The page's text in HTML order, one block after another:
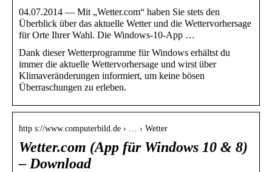
04.07.2014 — Mit „Wetter.com“ haben Sie stets den
Überblick über das aktuelle Wetter und die Wettervorhersage
für Orte Ihrer Wahl. Die Windows-10-App …
Dank dieser Wetterprogramme für Windows erhältst du
immer die aktuelle Wettervorhersage und wirst über
Klimaveränderungen informiert, um keine bösen
Überraschungen zu erleben.
http s://www.computerbild.de › … › Wetter
Wetter.com (App für Windows 10 & 8)
– Download